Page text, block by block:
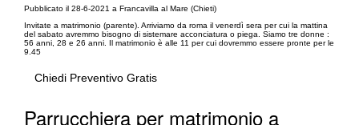
Pubblicato il 28-6-2021 a Francavilla al Mare (Chieti)
Invitate a matrimonio (parente). Arriviamo da roma il venerdì sera per cui la mattina
del sabato avremmo bisogno di sistemare acconciatura o piega. Siamo tre donne :
56 anni, 28 e 26 anni. Il matrimonio è alle 11 per cui dovremmo essere pronte per le
9.45
Chiedi Preventivo Gratis
Parrucchiera per matrimonio a